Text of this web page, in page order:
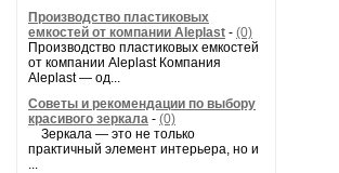
Производство пластиковых
емкостей от компании Aleplast - (0)
Производство пластиковых емкостей
от компании Aleplast Компания
Aleplast — од...
Советы и рекомендации по выбору
красивого зеркала - (0)
Зеркала — это не только
практичный элемент интерьера, но и
...